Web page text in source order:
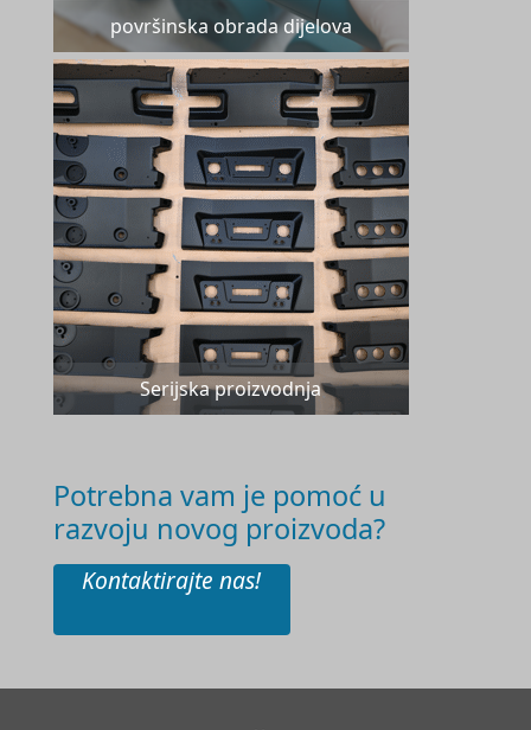
površinska obrada dijelova
Serijska proizvodnja
Potrebna vam je pomoć u
razvoju novog proizvoda?
Kontaktirajte nas!